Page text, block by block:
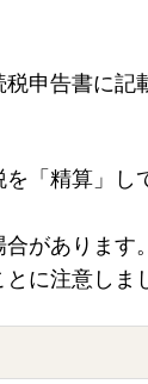
申告書に記
「精算」し
があります。
に注意しま